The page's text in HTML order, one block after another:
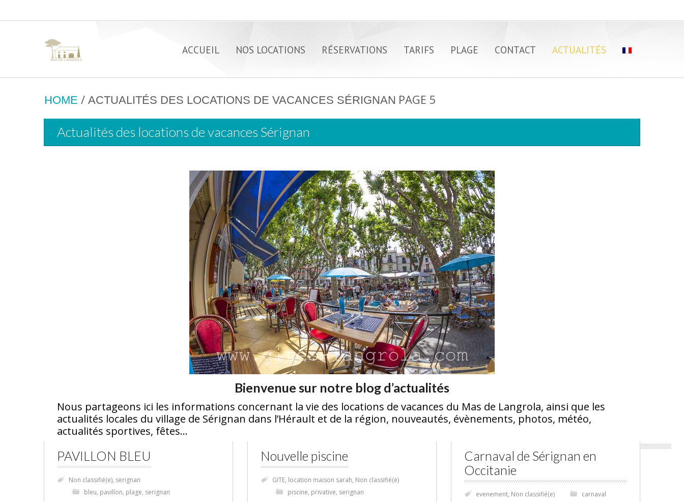
ACCUEIL NOS LOCATIONS RÉSERVATIONS TARIFS PLAGE CONTACT ACTUALITÉS
HOME / ACTUALITÉS DES LOCATIONS DE VACANCES SÉRIGNAN PAGE 5
Actualités des locations de vacances Sérignan
Bienvenue sur notre blog d’actualités
Nous partageons ici les informations concernant la vie des locations de vacances du Mas de Langrola, ainsi que les
actualités locales du village de Sérignan dans l’Hérault et de la région, nouveautés, évènements, photos, météo,
actualités sportives, fêtes…
PAVILLON BLEU
Non classifié(e), serignan
bleu, pavillon, plage, serignan
Nouvelle piscine
GITE, location maison sarah, Non classifié(e)
piscine, privative, serignan
Carnaval de Sérignan en
Occitanie
evenement, Non classifié(e) carnaval